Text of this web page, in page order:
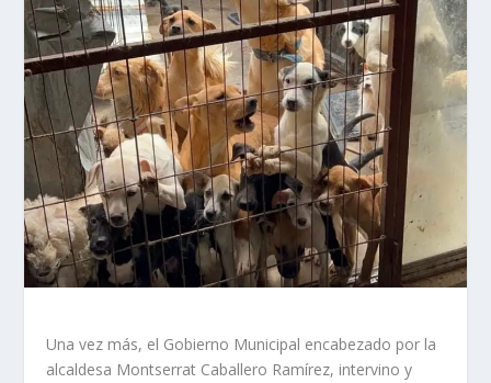
Una vez más, el Gobierno Municipal encabezado por la
alcaldesa Montserrat Caballero Ramírez, intervino y